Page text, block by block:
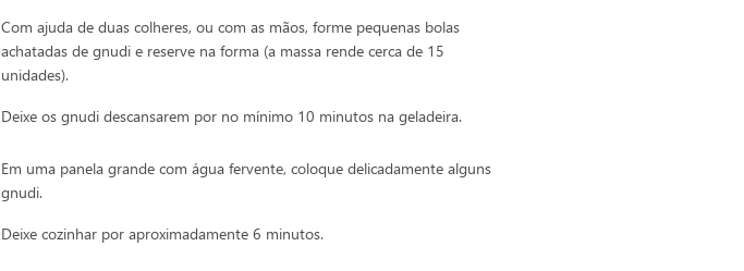
Com ajuda de duas colheres, ou com as mãos, forme pequenas bolas
achatadas de gnudi e reserve na forma (a massa rende cerca de 15
unidades).
Deixe os gnudi descansarem por no mínimo 10 minutos na geladeira.
Em uma panela grande com água fervente, coloque delicadamente alguns
gnudi.
Deixe cozinhar por aproximadamente 6 minutos.